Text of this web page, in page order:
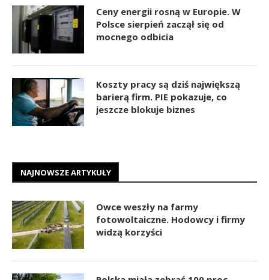
Ceny energii rosną w Europie. W
Polsce sierpień zaczął się od
mocnego odbicia
Koszty pracy są dziś największą
barierą firm. PIE pokazuje, co
jeszcze blokuje biznes
NAJNOWSZE ARTYKUŁY
Owce weszły na farmy
fotowoltaiczne. Hodowcy i firmy
widzą korzyści